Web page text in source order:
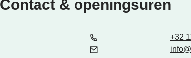
Contact & openingsuren
+32
info@